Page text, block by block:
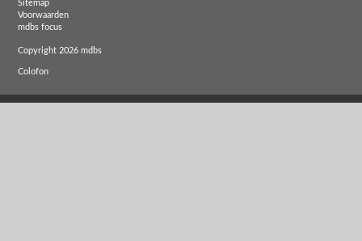
Sitemap
Voorwaarden
mdbs focus
Copyright 2026 mdbs
Colofon